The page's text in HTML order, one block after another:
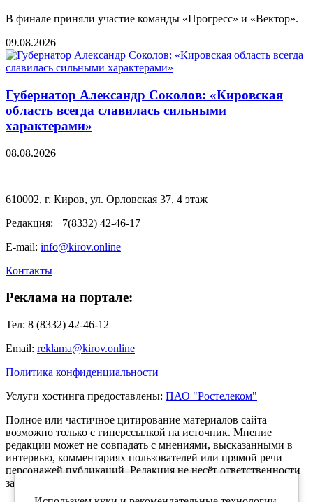
В финале приняли участие команды «Прогресс» и «Вектор».
09.08.2026
Губернатор Александр Соколов: «Кировская
область всегда славилась сильными
характерами»
08.08.2026
610002, г. Киров, ул. Орловская 37, 4 этаж
Редакция: +7(8332) 42-46-17
E-mail: info@kirov.online
Контакты
Реклама на портале:
Тел: 8 (8332) 42-46-12
Email: reklama@kirov.online
Политика конфиденциальности
Услуги хостинга предоставлены: ПАО "Ростелеком"
Полное или частичное цитирование материалов сайта
возможно только с гиперссылкой на источник. Мнение
редакции может не совпадать с мнениями, высказанными в
интервью, комментариях пользователей или прямой речи
персонажей публикаций. Редакция не несёт ответственности
за текст комментариев читателей.